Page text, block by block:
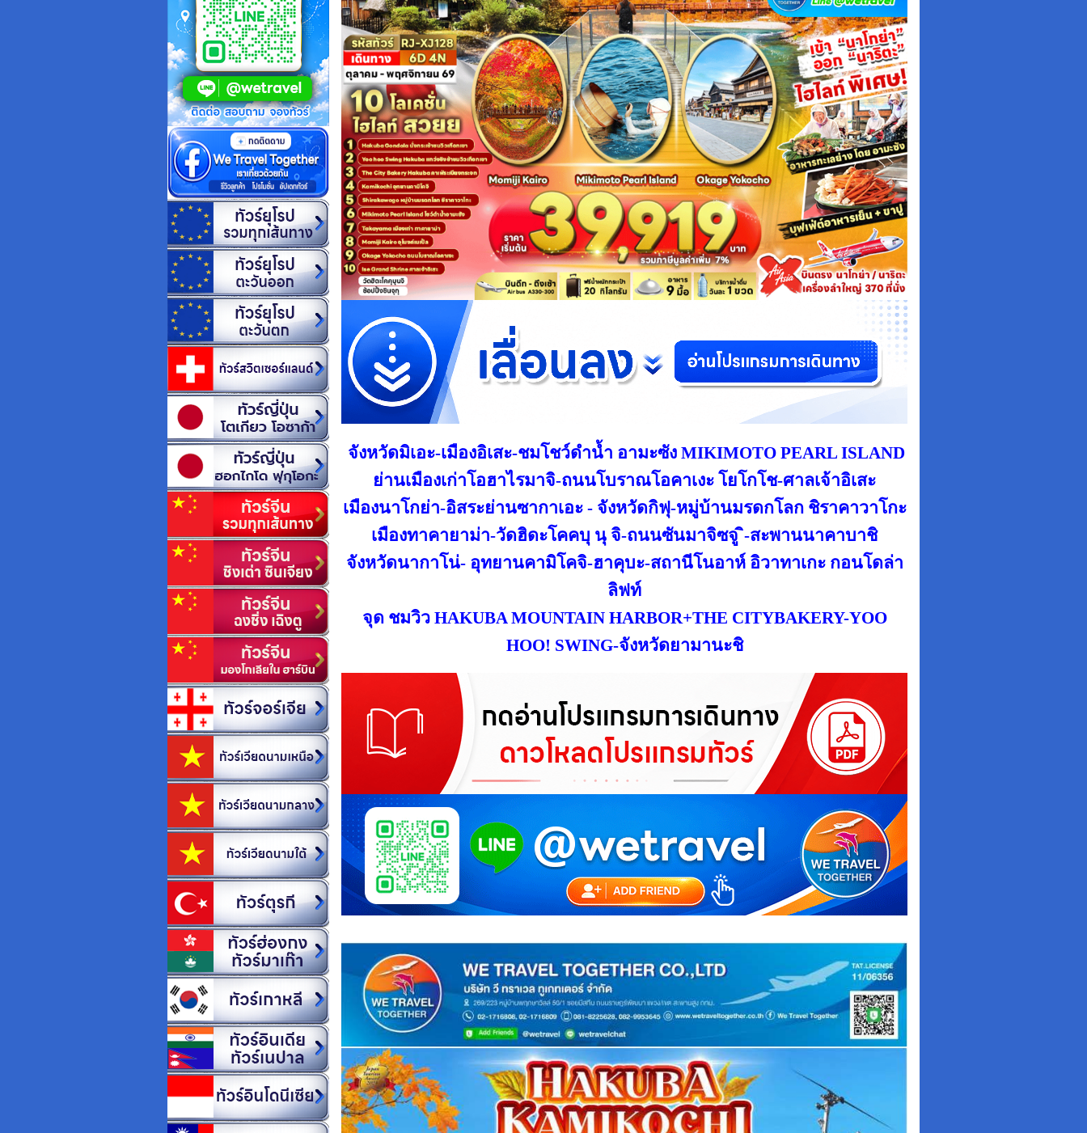
จังหวัดมิเอะ-เมืองอิเสะ-ชมโชว์ดำน้ำ อามะซัง MIKIMOTO PEARL ISLAND
ย่านเมืองเก่าโอฮาไรมาจิ-ถนนโบราณโอคาเงะ โยโกโช-ศาลเจ้าอิเสะ
เมืองนาโกย่า-อิสระย่านซากาเอะ - จังหวัดกิฟุ-หมู่บ้านมรดกโลก ชิราคาวาโกะ
เมืองทาคายาม่า-วัดฮิดะโคคบุ นุ จิ-ถนนซันมาจิซจู ิ-สะพานนาคาบาชิ
จังหวัดนากาโน่- อุทยานคามิโคจิ-ฮาคุบะ-สถานีโนอาห์ อิวาทาเกะ กอนโดล่า
ลิฟท์
จุด ชมวิว HAKUBA MOUNTAIN HARBOR+THE CITYBAKERY-YOO
HOO! SWING-จังหวัดยามานะชิ